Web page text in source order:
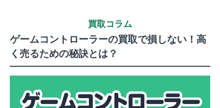
買取コラム
ゲームコントローラーの買取で損しない！高
く売るための秘訣とは？